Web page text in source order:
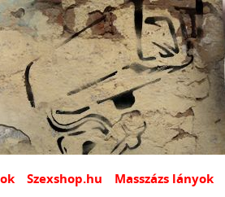
Szexshop.hu Masszázs lányok